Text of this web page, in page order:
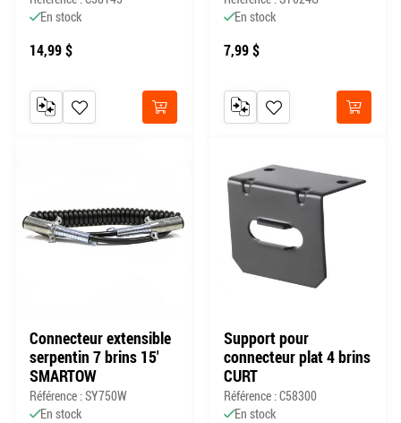
En stock
14,99 $
Acheter
AJOUTER À MA LISTE DE SOUHAITS
AJOUTER AU COMPARATEUR
En stock
7,99 $
Acheter
AJOUTER À MA LISTE DE
AJOUTER AU COMPARATEUR
Connecteur extensible
serpentin 7 brins 15'
SMARTOW
Référence : SY750W
En stock
Support pour
connecteur plat 4 brins
CURT
Référence : C58300
En stock